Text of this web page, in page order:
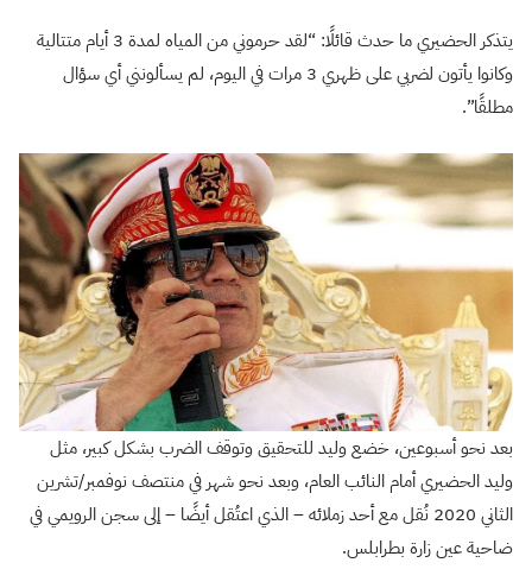
يتذكر الحضيري ما حدث قائلًا: “لقد حرموني من المياه لمدة 3 أيام متتالية
وكانوا يأتون لضربي على ظهري 3 مرات في اليوم، لم يسألونني أي سؤال
مطلقًا”.
بعد نحو أسبوعين، خضع وليد للتحقيق وتوقف الضرب بشكل كبير، مثل
وليد الحضيري أمام النائب العام، وبعد نحو شهر في منتصف نوفمبر/تشرين
الثاني 2020 نُقل مع أحد زملائه – الذي اعتُقل أيضًا – إلى سجن الرويمي في
ضاحية عين زارة بطرابلس.